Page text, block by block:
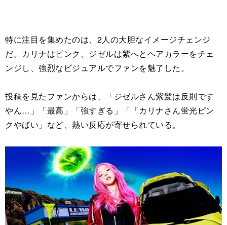
特に注目を集めたのは、2人の大胆なイメージチェンジ
だ。カリナはピンク、ジゼルは紫へとヘアカラーをチェ
ンジし、強烈なビジュアルでファンを魅了した。
投稿を見たファンからは、「ジゼルさん紫髪は反則です
やん…」「最高」「強すぎる」「「カリナさん蛍光ピン
クやばい」など、熱い反応が寄せられている。